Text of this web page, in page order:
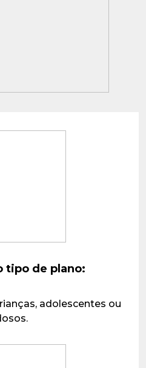
tipo de plano:
adolescentes ou